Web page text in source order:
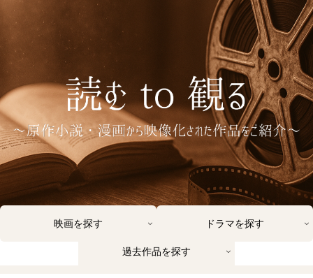
映画を探す ドラマを探す
過去作品を探す